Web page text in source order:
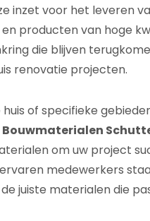
inzet voor het leveren
producten van hoge
die blijven
renovatie projecten.
huis of specifieke
Bouwmaterialen
om uw project
medewerkers
juiste materialen die